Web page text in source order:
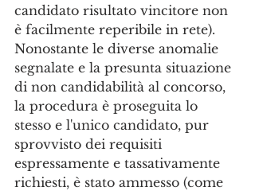
candidato risultato vincitore non
è facilmente reperibile in rete).
Nonostante le diverse anomalie
segnalate e la presunta situazione
di non candidabilità al concorso,
la procedura è proseguita lo
stesso e l'unico candidato, pur
sprovvisto dei requisiti
espressamente e tassativamente
richiesti, è stato ammesso (come